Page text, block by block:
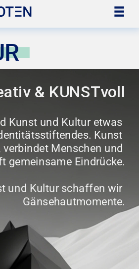
& KUNSTvoll
Kunst und Kultur etwas
Kunst
Menschen und
gemeinsame Eindrücke.
und Kultur schaffen wir
Gänsehautmomente.